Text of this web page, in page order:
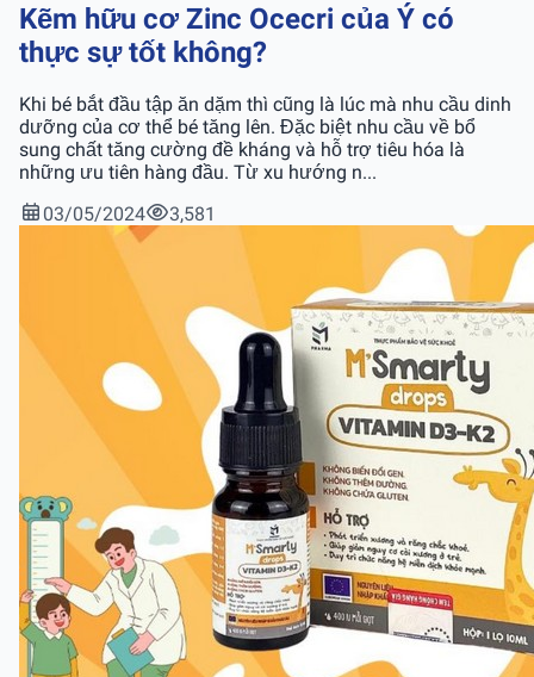
Kẽm hữu cơ Zinc Ocecri của Ý có
thực sự tốt không?
Khi bé bắt đầu tập ăn dặm thì cũng là lúc mà nhu cầu dinh
dưỡng của cơ thể bé tăng lên. Đặc biệt nhu cầu về bổ
sung chất tăng cường đề kháng và hỗ trợ tiêu hóa là
những ưu tiên hàng đầu. Từ xu hướng n...
03/05/2024
3,581